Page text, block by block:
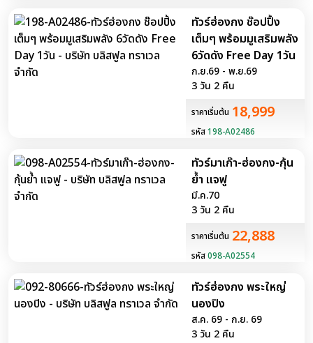
ทัวร์ฮ่องกง ช๊อปปิ้ง
เต็มๆ พร้อมมูเสริมพลัง
6วัดดัง Free Day 1วัน
ก.ย.69 - พ.ย.69
3 วัน 2 คืน
ราคาเริ่มต้น 18,999
รหัส198-A02486
ทัวร์มาเก๊า-ฮ่องกง-กุ้น
ย้ำ แจฟู
มี.ค.70
3 วัน 2 คืน
ราคาเริ่มต้น 22,888
รหัส098-A02554
ทัวร์ฮ่องกง พระใหญ่
นองปิง
ส.ค. 69 - ก.ย. 69
3 วัน 2 คืน